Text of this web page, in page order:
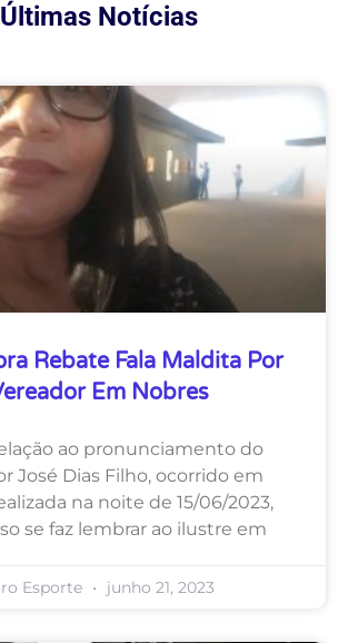
Últimas Notícias
Rebate Fala Maldita Por
Em Nobres
ao pronunciamento do
José Dias Filho, ocorrido em
na noite de 15/06/2023,
se faz lembrar ao ilustre em
Esporte junho 21, 2023